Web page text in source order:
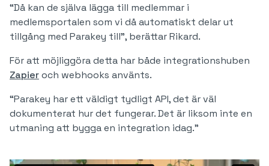
“Då kan de själva lägga till medlemmar i
medlemsportalen som vi då automatiskt delar ut
tillgång med Parakey till”, berättar Rikard.
För att möjliggöra detta har både integrationshuben
Zapieroch webhooks använts.
“Parakey har ett väldigt tydligt API, det är väl
dokumenterat hur det fungerar. Det är liksom inte en
utmaning att bygga en integration idag.”